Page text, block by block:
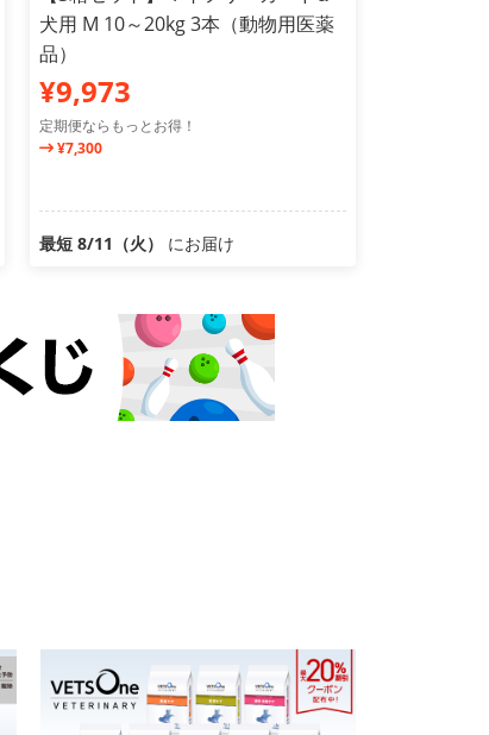
犬用 M 10～20kg 3本（動物用医薬
品）
¥9,973
定期便ならもっとお得！
¥7,300
最短 8/11（火） にお届け